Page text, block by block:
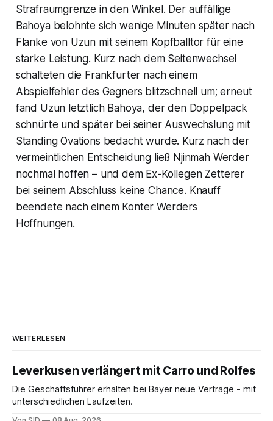
Strafraumgrenze in den Winkel. Der auffällige
Bahoya belohnte sich wenige Minuten später nach
Flanke von Uzun mit seinem Kopfballtor für eine
starke Leistung. Kurz nach dem Seitenwechsel
schalteten die Frankfurter nach einem
Abspielfehler des Gegners blitzschnell um; erneut
fand Uzun letztlich Bahoya, der den Doppelpack
schnürte und später bei seiner Auswechslung mit
Standing Ovations bedacht wurde. Kurz nach der
vermeintlichen Entscheidung ließ Njinmah Werder
nochmal hoffen – und dem Ex-Kollegen Zetterer
bei seinem Abschluss keine Chance. Knauff
beendete nach einem Konter Werders
Hoffnungen.
WEITERLESEN
Leverkusen verlängert mit Carro und Rolfes
Die Geschäftsführer erhalten bei Bayer neue Verträge - mit
unterschiedlichen Laufzeiten.